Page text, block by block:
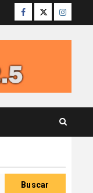
Facebook
Twitter
Buscar